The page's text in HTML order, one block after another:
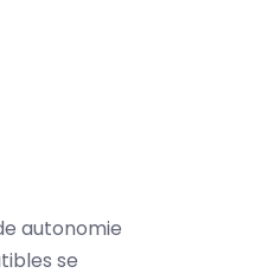
autonomie
se